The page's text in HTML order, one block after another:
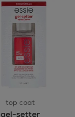
top coat
gel-setter